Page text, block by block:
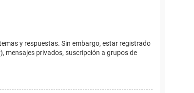
y respuestas. Sin embargo, estar registrado
mensajes privados, suscripción a grupos de